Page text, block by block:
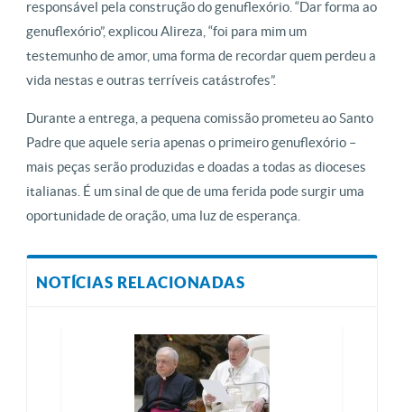
responsável pela construção do genuflexório. “Dar forma ao
genuflexório”, explicou Alireza, “foi para mim um
testemunho de amor, uma forma de recordar quem perdeu a
vida nestas e outras terríveis catástrofes”.
Durante a entrega, a pequena comissão prometeu ao Santo
Padre que aquele seria apenas o primeiro genuflexório –
mais peças serão produzidas e doadas a todas as dioceses
italianas. É um sinal de que de uma ferida pode surgir uma
oportunidade de oração, uma luz de esperança.
NOTÍCIAS RELACIONADAS